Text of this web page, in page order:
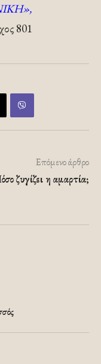
801
Επόμενο άρθρο
ζυγίζει η αμαρτία;